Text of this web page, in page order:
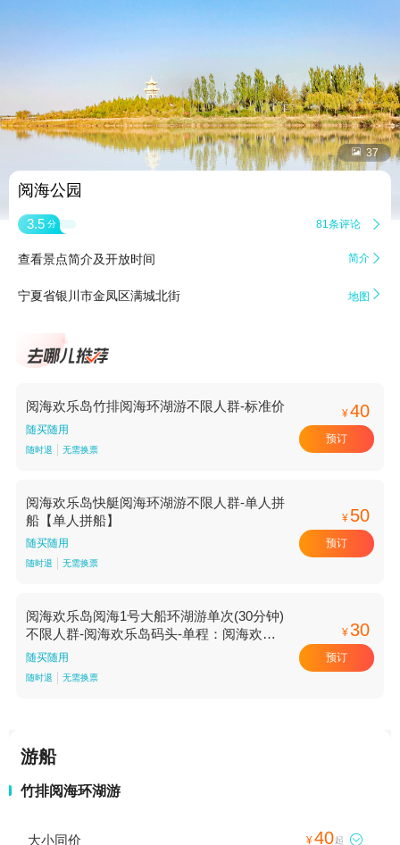
 37
阅海公园
3.5 分 81条评论 
查看景点简介及开放时间 简介 
宁夏省银川市金凤区满城北街 地图 
阅海欢乐岛竹排阅海环湖游不限人群-标准价
随买随用
随时退 无需换票
¥40
预订
阅海欢乐岛快艇阅海环湖游不限人群-单人拼
船【单人拼船】
随买随用
随时退 无需换票
¥ 50
预订
阅海欢乐岛阅海1号大船环湖游单次(30分钟)
不限人群-阅海欢乐岛码头-单程：阅海欢乐
岛码头-城市之眼码头【单程：阅海欢乐岛码
头-城市之眼码头 阅海欢乐岛码头】
随买随用
随时退 无需换票
¥30
预订
游船
竹排阅海环湖游
大小同价 ¥40起 